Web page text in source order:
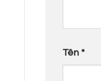
Tên *